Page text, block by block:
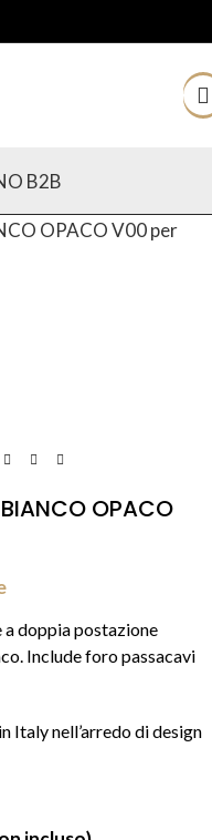
B2B
OPACO
a doppia postazione
Include foro passacavi
Italy nell’arredo di design